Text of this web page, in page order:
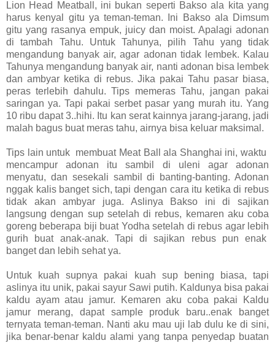
Lion Head Meatball, ini bukan seperti Bakso ala kita yang
harus kenyal gitu ya teman-teman. Ini Bakso ala Dimsum
gitu yang rasanya empuk, juicy dan moist. Apalagi adonan
di tambah Tahu. Untuk Tahunya, pilih Tahu yang tidak
mengandung banyak air, agar adonan tidak lembek. Kalau
Tahunya mengandung banyak air, nanti adonan bisa lembek
dan ambyar ketika di rebus. Jika pakai Tahu pasar biasa,
peras terlebih dahulu. Tips memeras Tahu, jangan pakai
saringan ya. Tapi pakai serbet pasar yang murah itu. Yang
10 ribu dapat 3..hihi. Itu kan serat kainnya jarang-jarang, jadi
malah bagus buat meras tahu, airnya bisa keluar maksimal.
Tips lain untuk membuat Meat Ball ala Shanghai ini, waktu
mencampur adonan itu sambil di uleni agar adonan
menyatu, dan sesekali sambil di banting-banting. Adonan
nggak kalis banget sich, tapi dengan cara itu ketika di rebus
tidak akan ambyar juga. Aslinya Bakso ini di sajikan
langsung dengan sup setelah di rebus, kemaren aku coba
goreng beberapa biji buat Yodha setelah di rebus agar lebih
gurih buat anak-anak. Tapi di sajikan rebus pun enak
banget dan lebih sehat ya.
Untuk kuah supnya pakai kuah sup bening biasa, tapi
aslinya itu unik, pakai sayur Sawi putih. Kaldunya bisa pakai
kaldu ayam atau jamur. Kemaren aku coba pakai Kaldu
jamur merang, dapat sample produk baru..enak banget
ternyata teman-teman. Nanti aku mau uji lab dulu ke di sini,
jika benar-benar kaldu alami yang tanpa penyedap buatan